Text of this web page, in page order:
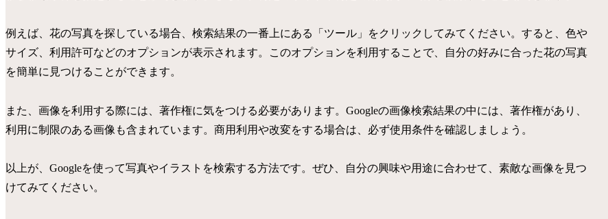
例えば、花の写真を探している場合、検索結果の一番上にある「ツール」をクリックしてみてください。すると、色や
サイズ、利用許可などのオプションが表示されます。このオプションを利用することで、自分の好みに合った花の写真
を簡単に見つけることができます。
また、画像を利用する際には、著作権に気をつける必要があります。Googleの画像検索結果の中には、著作権があり、
利用に制限のある画像も含まれています。商用利用や改変をする場合は、必ず使用条件を確認しましょう。
以上が、Googleを使って写真やイラストを検索する方法です。ぜひ、自分の興味や用途に合わせて、素敵な画像を見つ
けてみてください。